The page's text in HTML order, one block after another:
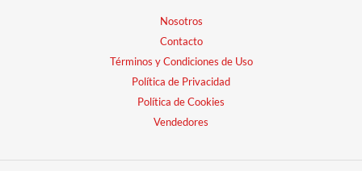
Nosotros
Contacto
Términos y Condiciones de Uso
Política de Privacidad
Política de Cookies
Vendedores